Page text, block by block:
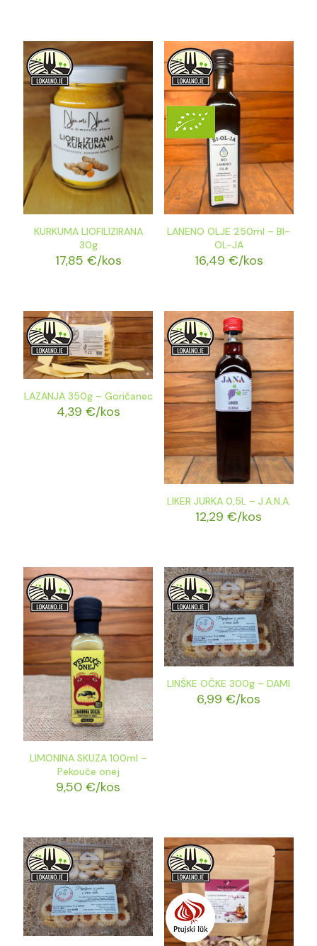
KURKUMA LIOFILIZIRANA
30g
17,85 €/kos
LANENO OLJE 250ml – BI-
OL-JA
16,49 €/kos
LAZANJA 350g – Goričanec
4,39 €/kos
LIKER JURKA 0,5L – J.A.N.A.
12,29€/kos
LIMONINA SKUZA 100ml –
Pekouče onej
9,50€/kos
LINŠKE OČKE 300g – DAMI
6,99€/kos